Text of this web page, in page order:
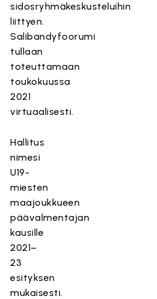
sidosryhmäkeskusteluihin
liittyen.
Salibandyfoorumi
tullaan
toteuttamaan
toukokuussa
2021
virtuaalisesti.
Hallitus
nimesi
U19-
miesten
maajoukkueen
päävalmentajan
kausille
2021–
23
esityksen
mukaisesti.